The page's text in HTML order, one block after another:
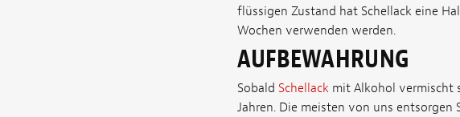
flüssigen Zustand hat Schellack eine
Wochen verwenden werden.
AUFBEWAHRUNG
Sobald Schellack mit Alkohol vermischt
Jahren. Die meisten von uns entsorgen